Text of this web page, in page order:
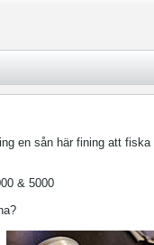
en sån här fining att
& 5000